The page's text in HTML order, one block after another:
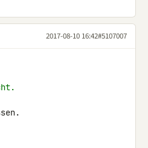
2017-08-10 16:42#5107007